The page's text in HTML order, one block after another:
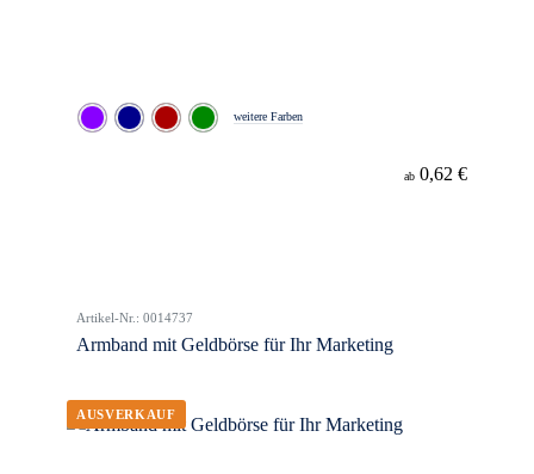
weitere Farben
ab 0,62 €
Artikel-Nr.: 0014737
Armband mit Geldbörse für Ihr Marketing